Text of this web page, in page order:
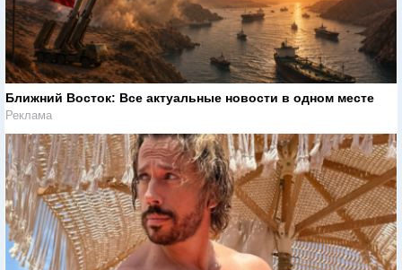
Ближний Восток: Все актуальные новости в одном месте
Реклама